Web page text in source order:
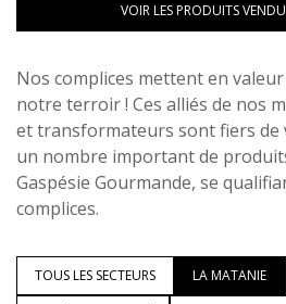
VOIR LES PRODUITS
Nos complices mettent en
notre terroir ! Ces alliés de nos
et transformateurs sont fiers de
un nombre important de
Gaspésie Gourmande, se
complices.
TOUS LES SECTEURS LA MATANIE